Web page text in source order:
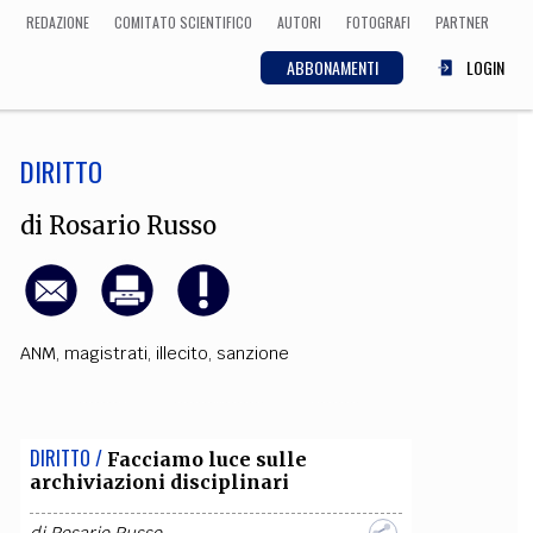
REDAZIONE COMITATO SCIENTIFICO AUTORI FOTOGRAFI PARTNER
ABBONAMENTI LOGIN
ECONOMIA
CULTURA
Musica,
DIRITTO
di Rosario Russo
ANM, magistrati, illecito, sanzione
DIRITTO / Facciamo luce sulle
archiviazioni disciplinari